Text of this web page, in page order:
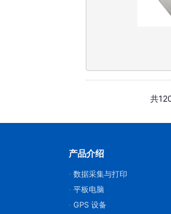
共
产品介绍
数据采集与打印
平板电脑
GPS 设备